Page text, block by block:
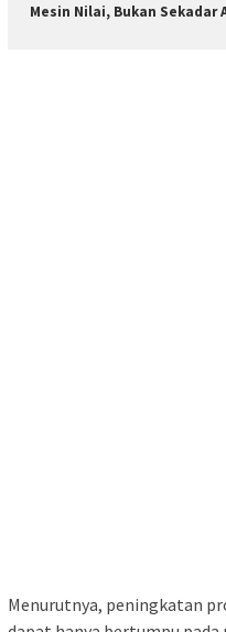
Mesin Nilai, Bukan Sekadar
Menurutnya, peningkatan